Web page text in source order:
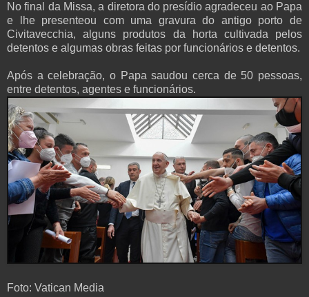
No final da Missa, a diretora do presídio agradeceu ao Papa
e lhe presenteou com uma gravura do antigo porto de
Civitavecchia, alguns produtos da horta cultivada pelos
detentos e algumas obras feitas por funcionários e detentos.
Após a celebração, o Papa saudou cerca de 50 pessoas,
entre detentos, agentes e funcionários.
Foto: Vatican Media